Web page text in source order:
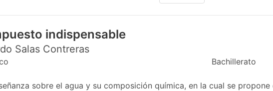
indispensable
Salas Contreras
Bachillerato
sobre el agua y su composición química, en la cual se propone